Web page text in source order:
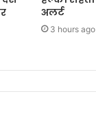
अलर्ट
3 hours ago